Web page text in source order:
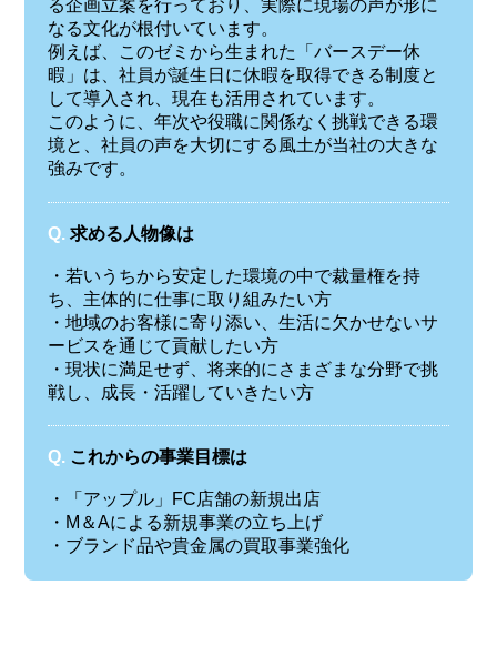
る企画立案を行っており、実際に現場の声が形に
なる文化が根付いています。
例えば、このゼミから生まれた「バースデー休
暇」は、社員が誕生日に休暇を取得できる制度と
して導入され、現在も活用されています。
このように、年次や役職に関係なく挑戦できる環
境と、社員の声を大切にする風土が当社の大きな
強みです。
Q. 求める人物像は
・若いうちから安定した環境の中で裁量権を持
ち、主体的に仕事に取り組みたい方
・地域のお客様に寄り添い、生活に欠かせないサ
ービスを通じて貢献したい方
・現状に満足せず、将来的にさまざまな分野で挑
戦し、成長・活躍していきたい方
Q. これからの事業目標は
・「アップル」FC店舗の新規出店
・M＆Aによる新規事業の立ち上げ
・ブランド品や貴金属の買取事業強化